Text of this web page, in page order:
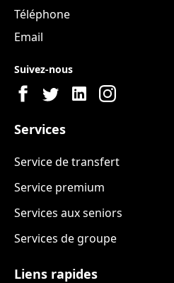
Téléphone
Email
Suivez-nous
Services
Service de transfert
Service premium
Services aux seniors
Services de groupe
Liens rapides